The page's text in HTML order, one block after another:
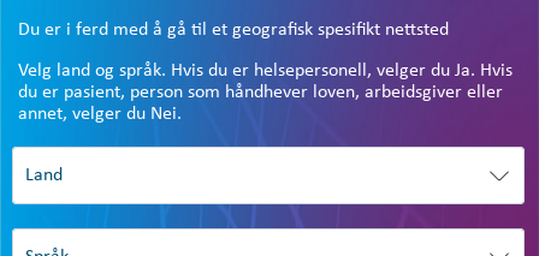
Du er i ferd med å gå til et geografisk spesifikt nettsted
Velg land og språk. Hvis du er helsepersonell, velger du Ja. Hvis
du er pasient, person som håndhever loven, arbeidsgiver eller
annet, velger du Nei.